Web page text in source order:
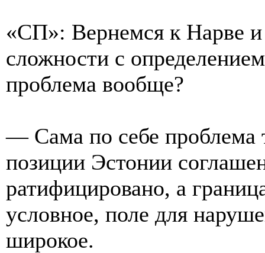
«СП»: Вернемся к Нарве
сложности с
проблема вообще?
— Сама по себе проблема
позиции Эстонии
ратифицировано, а
условное, поле для
широкое.